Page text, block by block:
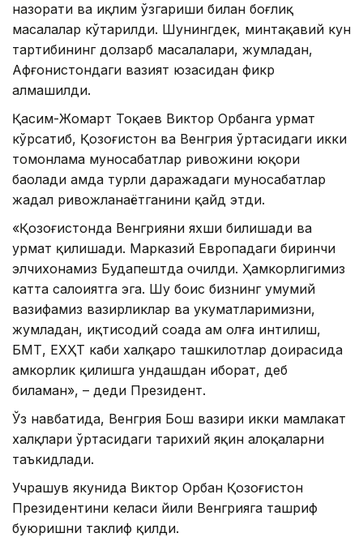
назорати ва иқлим ўзгариши билан боғлиқ
масалалар кўтарилди. Шунингдек, минтақавий кун
тартибининг долзарб масалалари, жумладан,
Афғонистондаги вазият юзасидан фикр
алмашилди.
Қасим-Жомарт Тоқаев Виктор Орбанга ҳурмат
кўрсатиб, Қозоғистон ва Венгрия ўртасидаги икки
томонлама муносабатлар ривожини юқори
баҳолади ҳамда турли даражадаги муносабатлар
жадал ривожланаётганини қайд этди.
«Қозоғистонда Венгрияни яхши билишади ва
ҳурмат қилишади. Марказий Европадаги биринчи
элчихонамиз Будапештда очилди. Ҳамкорлигимиз
катта салоҳиятга эга. Шу боис бизнинг умумий
вазифамиз вазирликлар ва ҳукуматларимизни,
жумладан, иқтисодий соҳада ҳам олға интилиш,
БМТ, ЕХҲТ каби халқаро ташкилотлар доирасида
ҳамкорлик қилишга ундашдан иборат, деб
биламан», – деди Президент.
Ўз навбатида, Венгрия Бош вазири икки мамлакат
халқлари ўртасидаги тарихий яқин алоқаларни
таъкидлади.
Учрашув якунида Виктор Орбан Қозоғистон
Президентини келаси йили Венгрияга ташриф
буюришни таклиф қилди.